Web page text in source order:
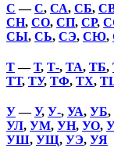
С —С, СА, СБ,
СН, СО, СП, СР,
СЫ, СЬ, СЭ, СЮ,
Т—Т, Т-, ТА, ТБ,
ТТ, ТУ, ТФ, ТХ,
У—У, У-, УА, УБ,
УЛ, УМ, УН, УО,
УШ, УЩ, УЭ, УЯ